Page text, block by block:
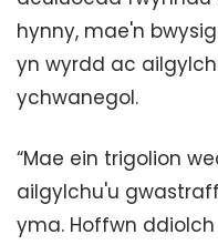
hynny, mae'n
yn wyrdd ac
ychwanegol.
“Mae ein trigolion
ailgylchu'u
yma. Hoffwn